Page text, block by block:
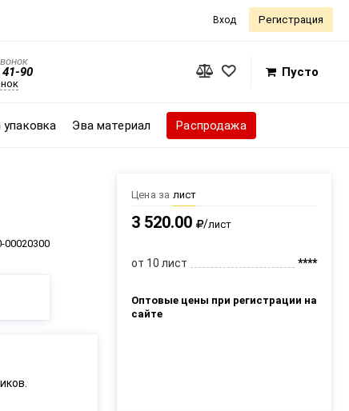
Вход Регистрация
90 Пусто
Эва материал Распродажа
00020300
Цена за лист
3 520.00 /лист
от 10 лист ****
Оптовые цены при регистрации на
сайте